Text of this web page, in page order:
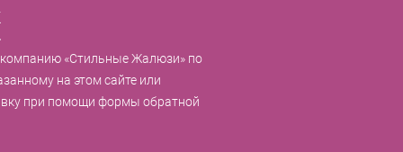
«Стильные Жалюзи» по
на этом сайте или
при помощи формы обратной